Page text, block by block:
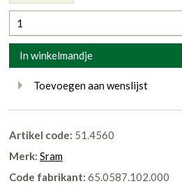
In winkelmandje
Toevoegen aan wenslijst
Artikel code: 51.4560
Merk: Sram
Code fabrikant: 65.0587.102.000